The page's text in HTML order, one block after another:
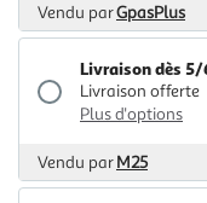
Vendu parGpasPlus
Livraison dès 5/
Livraison offerte
Plus d'options
Vendu parM25